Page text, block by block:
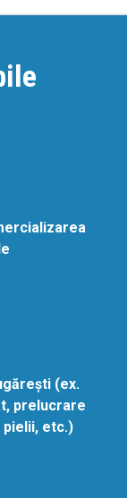
(ex.
prelucrare
pielii, etc.)